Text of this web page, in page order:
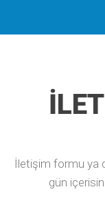
İletişim formu ya
gün